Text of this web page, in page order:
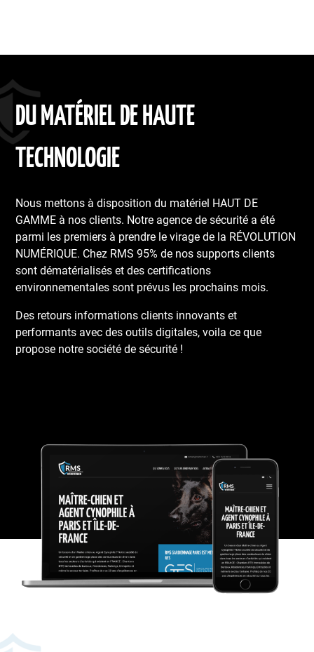
DU MATÉRIEL DE HAUTE
TECHNOLOGIE
Nous mettons à disposition du matériel HAUT DE
GAMME à nos clients. Notre agence de sécurité a été
parmi les premiers à prendre le virage de la RÉVOLUTION
NUMÉRIQUE. Chez RMS 95% de nos supports clients
sont dématérialisés et des certifications
environnementales sont prévus les prochains mois.
Des retours informations clients innovants et
performants avec des outils digitales, voila ce que
propose notre société de sécurité !